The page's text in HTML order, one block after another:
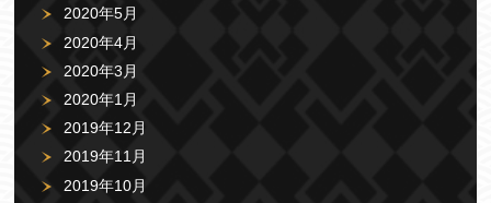
2020年5月
2020年4月
2020年3月
2020年1月
2019年12月
2019年11月
2019年10月